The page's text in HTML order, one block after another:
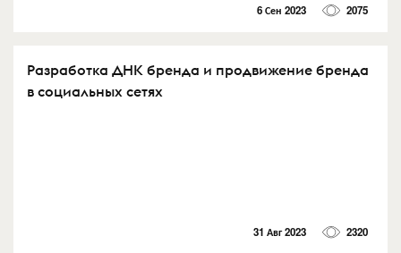
6 Сен 2023 2075
Разработка ДНК бренда и продвижение бренда
в социальных сетях
31 Авг 2023 2320